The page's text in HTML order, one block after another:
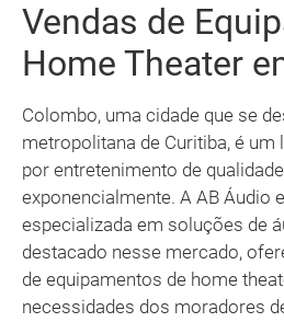
Vendas de
Home Theater
Colombo, uma cidade que se
metropolitana de Curitiba, é um
por entretenimento de
exponencialmente. A AB Áudio
especializada em soluções de
destacado nesse mercado,
de equipamentos de home
necessidades dos moradores